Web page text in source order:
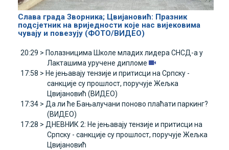
Слава града Зворника; Цвијановић: Празник
подсјетник на вриједности које нас вијековима
чувају и повезују (ФОТО/ВИДЕО)
20:29 > Полазницима Школе младих лидера СНСД-а у
Лакташима уручене дипломе
17:58 > Не јењавају тензије и притисци на Српску -
санкције су прошлост, поручује Жељка
Цвијановић (ВИДЕО)
17:34 > Да ли ће Бањалучани поново плаћати паркинг?
(ВИДЕО)
17:28 > ДНЕВНИК 2: Не јењавају тензије и притисци на
Српску - санкције су прошлост, поручује Жељка
Цвијановић